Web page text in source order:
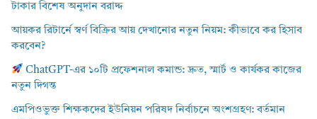
টাকার বিশেষ অনুদান বরাদ্দ
আয়কর রিটার্নে স্বর্ণ বিক্রির আয় দেখানোর নতুন নিয়ম: কীভাবে কর হিসাব
করবেন?
ChatGPT-এর ১০টি প্রফেশনাল কমান্ড: দ্রুত, স্মার্ট ও কার্যকর কাজের
নতুন দিগন্ত
এমপিওভুক্ত শিক্ষকদের ইউনিয়ন পরিষদ নির্বাচনে অংশগ্রহণ: বর্তমান